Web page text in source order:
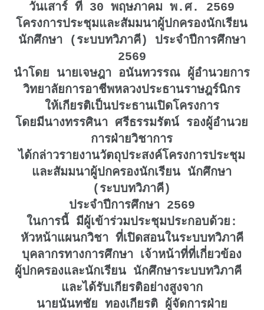
วันเสาร์ ที่ 30 พฤษภาคม พ.ศ. 2569
โครงการประชุมและสัมมนาผู้ปกครองนักเรียน
นักศึกษา (ระบบทวิภาคี) ประจำปีการศึกษา
2569
นำโดย นายเจษฎา อนันทวรรณ ผู้อำนวยการ
วิทยาลัยการอาชีพหลวงประธานราษฎร์นิกร
ให้เกียรติเป็นประธานเปิดโครงการ
โดยมีนางทรรศินา ศรีธรรมรัตน์ รองผู้อำนวย
การฝ่ายวิชาการ
ได้กล่าวรายงานวัตถุประสงค์โครงการประชุม
และสัมมนาผู้ปกครองนักเรียน นักศึกษา
(ระบบทวิภาคี)
ประจำปีการศึกษา 2569
ในการนี้ มีผู้เข้าร่วมประชุมประกอบด้วย:
หัวหน้าแผนกวิชา ที่เปิดสอนในระบบทวิภาคี
บุคลากรทางการศึกษา เจ้าหน้าที่ที่เกี่ยวข้อง
ผู้ปกครองและนักเรียน นักศึกษาระบบทวิภาคี
และได้รับเกียรติอย่างสูงจาก
นายนันทชัย ทองเกียรติ ผู้จัดการฝ่าย